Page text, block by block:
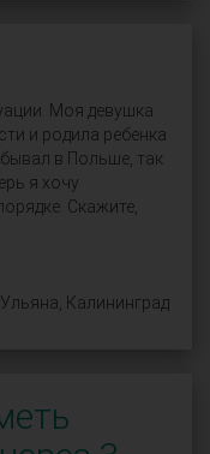
Моя девушка
и родила ребенка
в Польше, так
я хочу
Скажите,
Ульяна, Калининград